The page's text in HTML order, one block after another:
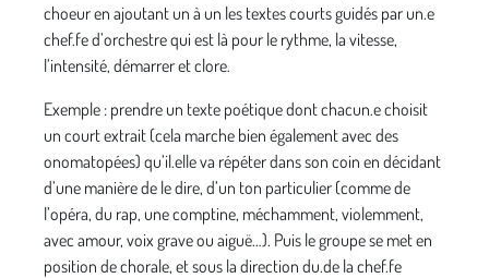
choeur en ajoutant un à un les textes courts guidés par un.e
chef.fe d’orchestre qui est là pour le rythme, la vitesse,
l’intensité, démarrer et clore.
Exemple : prendre un texte poétique dont chacun.e choisit
un court extrait (cela marche bien également avec des
onomatopées) qu’il.elle va répéter dans son coin en décidant
d’une manière de le dire, d’un ton particulier (comme de
l’opéra, du rap, une comptine, méchamment, violemment,
avec amour, voix grave ou aiguë…). Puis le groupe se met en
position de chorale, et sous la direction du.de la chef.fe